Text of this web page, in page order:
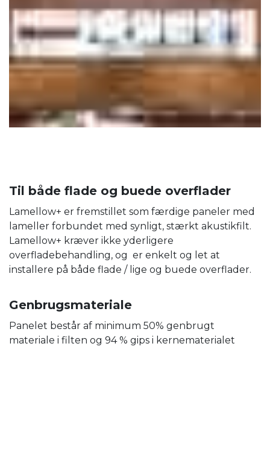
Til både flade og buede overflader
Lamellow+ er fremstillet som færdige paneler med
lameller forbundet med synligt, stærkt akustikfilt.
Lamellow+ kræver ikke yderligere
overfladebehandling, og er enkelt og let at
installere på både flade / lige og buede overflader.
Genbrugsmateriale
Panelet består af minimum 50% genbrugt
materiale i filten og 94 % gips i kernematerialet